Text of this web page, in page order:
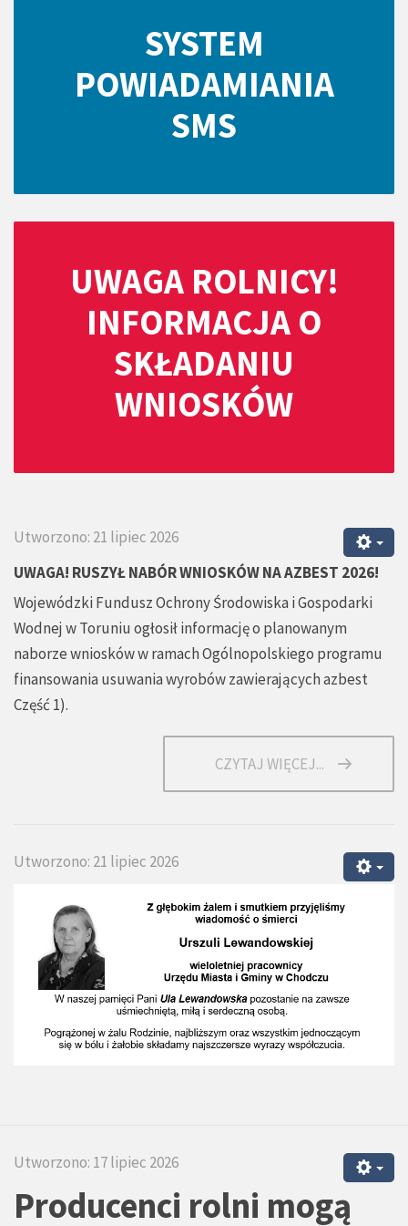
SYSTEM
POWIADAMIANIA
SMS
UWAGA ROLNICY!
INFORMACJA O
SKŁADANIU
WNIOSKÓW
Utworzono: 21 lipiec 2026
UWAGA! RUSZYŁ NABÓR WNIOSKÓW NA AZBEST 2026!
Wojewódzki Fundusz Ochrony Środowiska i Gospodarki
Wodnej w Toruniu ogłosił informację o planowanym
naborze wniosków w ramach Ogólnopolskiego programu
finansowania usuwania wyrobów zawierających azbest
Część 1).
CZYTAJ WIĘCEJ...
Utworzono: 21 lipiec 2026
Utworzono: 17 lipiec 2026
Producenci rolni mogą